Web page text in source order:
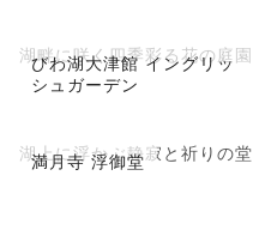
びわ湖大津館 イングリッ
シュガーデン
湖畔に咲く四季彩る花の庭園
満月寺 浮御堂
湖上に浮かぶ静寂と祈りの堂